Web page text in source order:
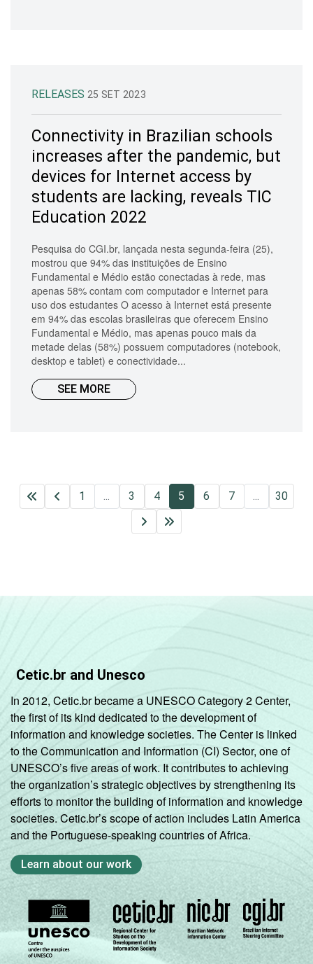
RELEASES 25 SET 2023
Connectivity in Brazilian schools
increases after the pandemic, but
devices for Internet access by
students are lacking, reveals TIC
Education 2022
Pesquisa do CGI.br, lançada nesta segunda-feira (25),
mostrou que 94% das instituições de Ensino
Fundamental e Médio estão conectadas à rede, mas
apenas 58% contam com computador e Internet para
uso dos estudantes O acesso à Internet está presente
em 94% das escolas brasileiras que oferecem Ensino
Fundamental e Médio, mas apenas pouco mais da
metade delas (58%) possuem computadores (notebook,
desktop e tablet) e conectividade...
SEE MORE
1 ... 3 4 5 6 7 ... 30
Cetic.br and Unesco
In 2012, Cetic.br became a UNESCO Category 2 Center,
the first of its kind dedicated to the development of
information and knowledge societies. The Center is linked
to the Communication and Information (CI) Sector, one of
UNESCO’s five areas of work. It contributes to achieving
the organization’s strategic objectives by strengthening its
efforts to monitor the building of information and knowledge
societies. Cetic.br’s scope of action includes Latin America
and the Portuguese-speaking countries of Africa.
Learn about our work